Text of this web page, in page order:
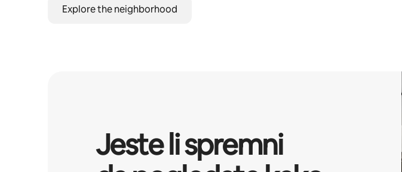
Explore the neighborhood
Jeste li spremni